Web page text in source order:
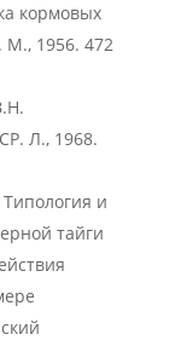
кормовых
М., 1956. 472
Л., 1968.
и
тайги